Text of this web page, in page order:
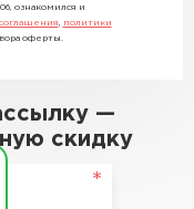
ознакомился и
соглашения
политики
оферты.
—
скидку